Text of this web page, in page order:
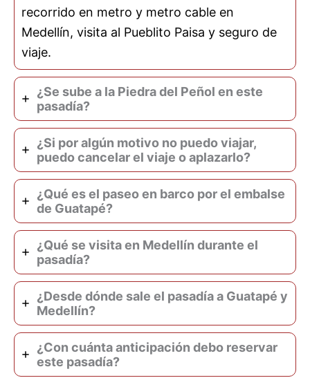
recorrido en metro y metro cable en
Medellín, visita al Pueblito Paisa y seguro de
viaje.
¿Se sube a la Piedra del Peñol en este
pasadía?
¿Si por algún motivo no puedo viajar,
puedo cancelar el viaje o aplazarlo?
¿Qué es el paseo en barco por el embalse
de Guatapé?
¿Qué se visita en Medellín durante el
pasadía?
¿Desde dónde sale el pasadía a Guatapé y
Medellín?
¿Con cuánta anticipación debo reservar
este pasadía?